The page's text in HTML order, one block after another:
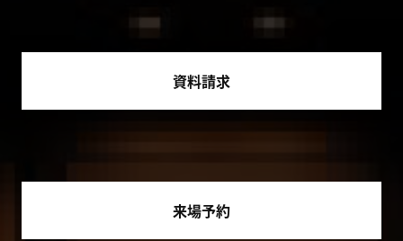
資料請求
来場予約